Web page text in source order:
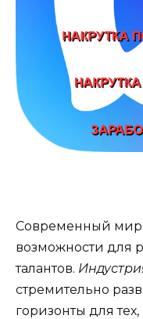
Современный мир
возможности для
талантов.
стремительно
горизонты для